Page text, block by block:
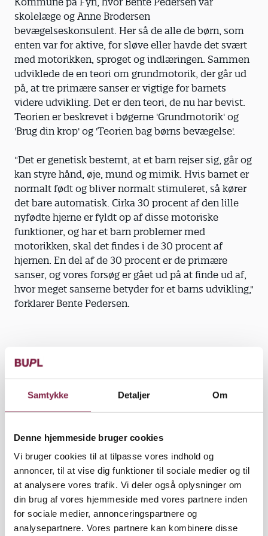
Samtykke Detaljer Om
Denne hjemmeside bruger cookies
Vi bruger cookies til at tilpasse vores indhold og
annoncer, til at vise dig funktioner til sociale medier og til
at analysere vores trafik. Vi deler også oplysninger om
din brug af vores hjemmeside med vores partnere inden
for sociale medier, annonceringspartnere og
analysepartnere. Vores partnere kan kombinere disse
skolelæge og Anne Brodersen
bevægelseskonsulent. Her så de alle de børn, som
enten var for aktive, for sløve eller havde det svært
med motorikken, sproget og indlæringen. Sammen
udviklede de en teori om grundmotorik, der går ud
på, at tre primære sanser er vigtige for barnets
videre udvikling. Det er den teori, de nu har bevist.
Teorien er beskrevet i bøgerne 'Grundmotorik' og
'Brug din krop' og 'Teorien bag børns bevægelse'.
"Det er genetisk bestemt, at et barn rejser sig, går og
kan styre hånd, øje, mund og mimik. Hvis barnet er
normalt født og bliver normalt stimuleret, så kører
det bare automatisk. Cirka 30 procent af den lille
nyfødte hjerne er fyldt op af disse motoriske
funktioner, og har et barn problemer med
motorikken, skal det findes i de 30 procent af
hjernen. En del af de 30 procent er de primære
sanser, og vores forsøg er gået ud på at finde ud af,
hvor meget sanserne betyder for et barns udvikling,"
forklarer Bente Pedersen.
Leg hjælper. Bente Pedersen og Anne Brodersen
leger, hænger sammen med udviklingen af
grundmotorikken.
"Der findes et stort register af lege, som altid har
godt liv med de færdigheder, som kræves af dem,
også senere. Bliver børnenes motorik dårligere, kan
det skyldes, at de ikke bevæger sig nok, og
forklaringen skal findes både i hjemmet og i
institutionerne. Vi vil ikke uddele skyld og skam.
Man skal bare vide, hvordan det hænger sammen,